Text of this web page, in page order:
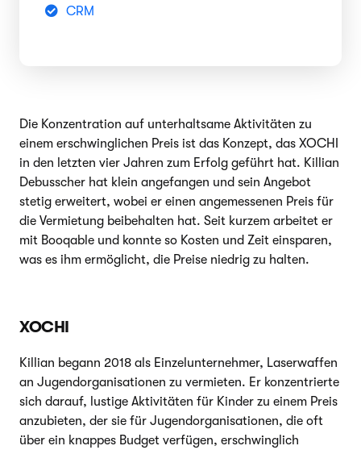
CRM
Die Konzentration auf unterhaltsame Aktivitäten zu
einem erschwinglichen Preis ist das Konzept, das XOCHI
in den letzten vier Jahren zum Erfolg geführt hat. Killian
Debusscher hat klein angefangen und sein Angebot
stetig erweitert, wobei er einen angemessenen Preis für
die Vermietung beibehalten hat. Seit kurzem arbeitet er
mit Booqable und konnte so Kosten und Zeit einsparen,
was es ihm ermöglicht, die Preise niedrig zu halten.
XOCHI
Killian begann 2018 als Einzelunternehmer, Laserwaffen
an Jugendorganisationen zu vermieten. Er konzentrierte
sich darauf, lustige Aktivitäten für Kinder zu einem Preis
anzubieten, der sie für Jugendorganisationen, die oft
über ein knappes Budget verfügen, erschwinglich